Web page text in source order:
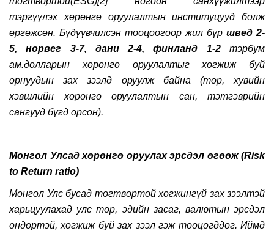
тэргүүлэх хөрөнгө оруулалтын институцууд болж
өргөжсөн. Бүдүүвчилсэн тооцоогоор жил бүр швед 2-
5, норвег 3-7, дани 2-4, финланд 1-2тэрбум
ам.долларын хөрөнгө оруулалтыг хөгжиж буй
орнуудын зах зээлд оруулж байна (төр, хувийн
хэвшлийн хөрөнгө оруулалтын сан, тэтгэврийн
сангууд бүгд орсон).
Монгол Улсад хөрөнгө оруулах эрсдэл өгөөж (Risk
to Return ratio)
Монгол Улс бусад тогтвортой хөгжингүй зах зээлтэй
харьцуулахад улс төр, эдийн засаг, валютын эрсдэл
өндөртэй, хөгжиж буй зах зээл гэж тооцогддог. Иймд